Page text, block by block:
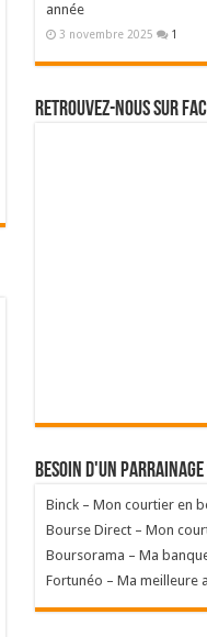
année
3 novembre 2025 1
Retrouvez-nous sur
Besoin d'un parrainage
Binck – Mon courtier en
Bourse Direct – Mon
Boursorama – Ma
Fortunéo – Ma meilleure